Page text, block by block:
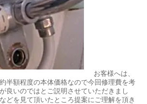
お客様へは、
半額程度の本体価格なので今回修理費を考
良いのではとご説明させていただきまし
どを見て頂いたところ提案にご理解を頂き